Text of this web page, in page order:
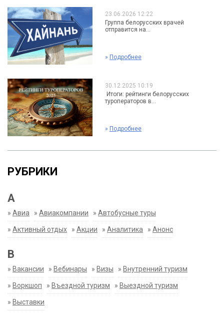
23.06.2026 12:22
Группа белорусских врачей
отправится на...
» Подробнее
30.12.2025 10:19
Итоги: рейтинги белорусских
туроператоров в...
» Подробнее
РУБРИКИ
А
» Авиа » Авиакомпании » Автобусные туры
» Активный отдых » Акции » Аналитика » Анонс
В
» Вакансии » Вебинары » Визы » Внутренний туризм
» Воркшоп » Въездной туризм » Выездной туризм
» Выставки